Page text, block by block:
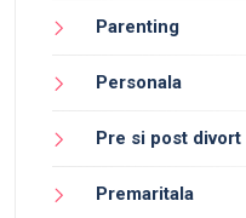
Parenting
Personala
Pre si post divort
Premaritala